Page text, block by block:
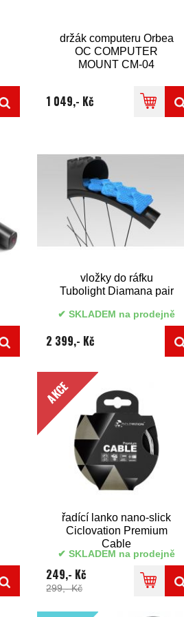
držák computeru Orbea
OC COMPUTER
MOUNT CM-04
1 049,- Kč
vložky do ráfku
Tubolight Diamana pair
SKLADEM na prodejně
2 399,- Kč
AKCE
řadící lanko nano-slick
Ciclovation Premium
Cable
SKLADEM na prodejně
249,- Kč
299,- Kč